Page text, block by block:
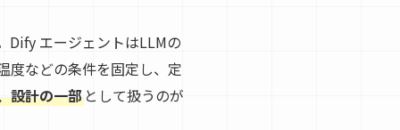
Dify エージェントはLLMの
度などの条件を固定し、定
設計の一部 として扱うのが